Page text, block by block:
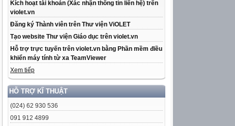
Kích hoạt tài khoản (Xác nhận thông tin liên hệ) trên
violet.vn
Đăng ký Thành viên trên Thư viện ViOLET
Tạo website Thư viện Giáo dục trên violet.vn
Hỗ trợ trực tuyến trên violet.vn bằng Phần mềm điều
khiển máy tính từ xa TeamViewer
Xem tiếp
HỖ TRỢ KĨ THUẬT
(024) 62 930 536
091 912 4899